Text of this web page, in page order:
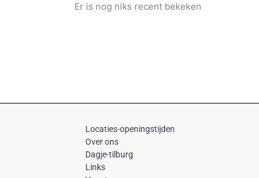
Er is nog niks recent bekeken
Locaties-openingstijden
Over ons
Dagje-tilburg
Links